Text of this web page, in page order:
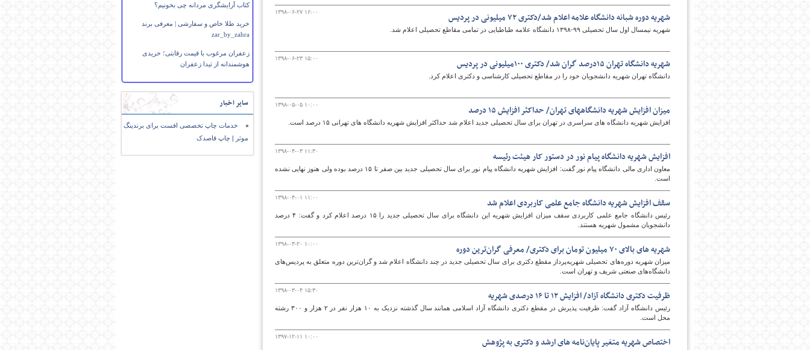
امروز
کتاب آرایشگری مردانه چی بخونیم؟
خرید طلا خاص و سفارشی | معرفی برند
zar_by_zahra
زعفران مرغوب با قیمت رقابتی؛ خریدی
هوشمندانه از تیدا زعفران
سایر اخبار
خدمات چاپ تخصصی افست برای برندینگ
موثر | چاپ قاصدک
۱۳۹۸-۰۶-۲۷ ۱۶:۰۰ شهریه دوره شبانه دانشگاه علامه اعلام شد/دکتری ۷۲ میلیونی در پردیس
شهریه نیمسال اول سال تحصیلی ۹۹-۱۳۹۸ دانشگاه علامه طباطبایی در تمامی مقاطع تحصیلی اعلام شد.
۱۳۹۸-۰۶-۲۳ ۱۵:۰۰ شهریه دانشگاه تهران ۱۵درصد گران شد/ دکتری ۱۰۰میلیونی در پردیس
دانشگاه تهران شهریه دانشجویان خود را در مقاطع تحصیلی کارشناسی و دکتری اعلام کرد.
۱۳۹۸-۰۵-۰۵ ۱۰:۰۰ میزان افزایش شهریه دانشگاههای تهران/ حداکثر افزایش ۱۵ درصد
افزایش شهریه دانشگاه های سراسری در تهران برای سال تحصیلی جدید اعلام شد حداکثر افزایش شهریه دانشگاه های تهرانی ۱۵ درصد است.
۱۳۹۸-۰۴-۰۳ ۱۱:۳۰ افزایش شهریه دانشگاه پیام نور در دستور کار هیئت رئیسه
معاون اداری مالی دانشگاه پیام نور گفت: افزایش شهریه دانشگاه پیام نور برای سال تحصیلی جدید بین صفر تا ۱۵ درصد بوده ولی هنوز نهایی نشده
است.
۱۳۹۸-۰۴-۰۱ ۱۱:۰۰ سقف افزایش شهریه دانشگاه جامع علمی کاربردی اعلام شد
رئیس دانشگاه جامع علمی کاربردی سقف میزان افزایش شهریه این دانشگاه برای سال تحصیلی جدید را ۱۵ درصد اعلام کرد و گفت: ۴ درصد
دانشجویان مشمول شهریه هستند.
۱۳۹۸-۰۳-۲۰ ۱۰:۰۰ شهریه های بالای ۷۰ میلیون تومان برای دکتری/ معرفی گران‌ترین دوره
میزان شهریه دوره‌های تحصیلی شهریه‌پرداز مقطع دکتری برای سال تحصیلی جدید در چند دانشگاه اعلام شد و گران‌ترین دوره متعلق به پردیس‌های
دانشگاه‌های صنعتی شریف و تهران است.
۱۳۹۸-۰۳-۰۴ ۱۵:۳۰ ظرفیت دکتری دانشگاه آزاد/ افزایش ۱۲ تا ۱۶ درصدی شهریه
رئیس دانشگاه آزاد گفت: ظرفیت پذیرش در مقطع دکتری دانشگاه آزاد اسلامی همانند سال گذشته نزدیک به ۱۰ هزار نفر در ۲ هزار و ۳۰۰ رشته
محل است.
۱۳۹۷-۱۲-۱۱ ۱۰:۰۰ اختصاص شهریه متغیر پایان‌نامه‌ های ارشد و دکتری به پژوهش